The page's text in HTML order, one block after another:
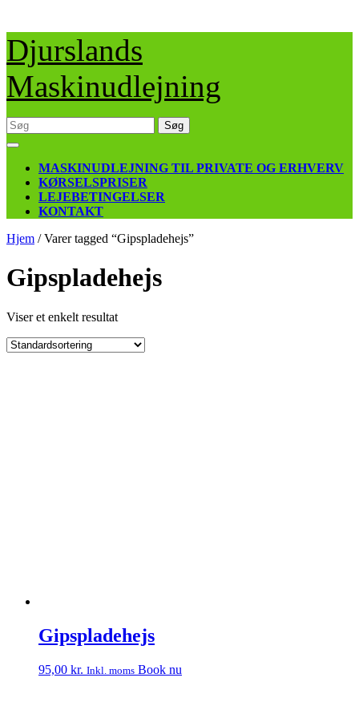
Skip
content
Djurslands
Maskinudlejning
Søg
efter:
Open
ButtonMASKINUDLEJNING TIL PRIVATE OG ERHVERV
KØRSELSPRISER
LEJEBETINGELSER
KONTAKT
CLOSE
Hjem / Varer tagged “Gipspladehejs”
Gipspladehejs
Viser et enkelt resultat
Gipspladehejs
95,00 kr. Inkl. moms Book nu